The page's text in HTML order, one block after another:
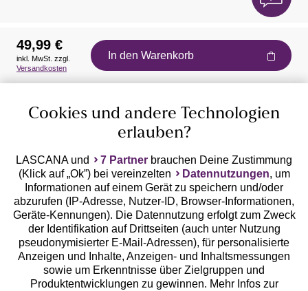
Auszeichnungen
Geprüfte Sicherheit
Unsere Apps
49,99 €
inkl. MwSt. zzgl.
Versandkosten
In den Warenkorb
Cookies und andere Technologien
erlauben?
LASCANA und 7 Partner brauchen Deine Zustimmung
(Klick auf „Ok”) bei vereinzelten
Datennutzungen, um
Informationen auf einem Gerät zu speichern und/oder
abzurufen (IP-Adresse, Nutzer-ID, Browser-Informationen,
Geräte-Kennungen). Die Datennutzung erfolgt zum Zweck
der Identifikation auf Drittseiten (auch unter Nutzung
pseudonymisierter E-Mail-Adressen), für personalisierte
Anzeigen und Inhalte, Anzeigen- und Inhaltsmessungen
sowie um Erkenntnisse über Zielgruppen und
Produktentwicklungen zu gewinnen. Mehr Infos zur